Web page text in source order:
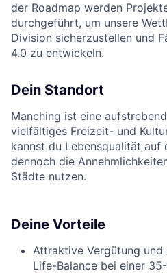
der Roadmap werden
durchgeführt, um unsere
Division sicherzustellen und
4.0 zu entwickeln.
Dein Standort
Manching ist eine
vielfältiges Freizeit- und
kannst du Lebensqualität auf
dennoch die
Städte nutzen.
Deine Vorteile
Attraktive Vergütung und
Life-Balance bei einer